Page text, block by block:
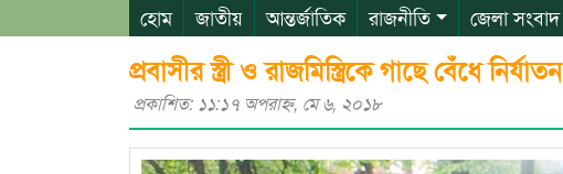
হোম জাতীয় আন্তর্জাতিক রাজনীতি জেলা সংবাদ
প্রবাসীর স্ত্রী ও রাজমিস্ত্রিকে গাছে বেঁধে নির্যাতন
প্রকাশিত: ১১:১৭ অপরাহ্ণ, মে ৬, ২০১৮